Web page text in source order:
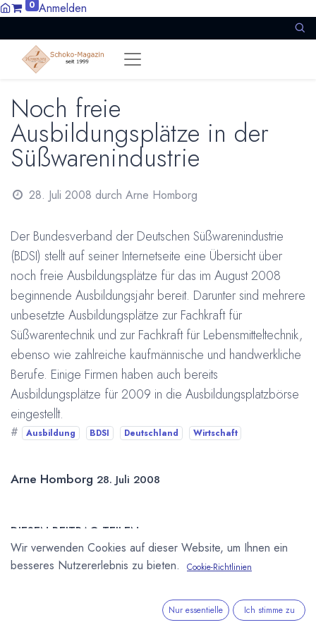
0 Anmelden
Noch freie
Ausbildungsplätze in der
Süßwarenindustrie
28. Juli 2008 durch Arne Homborg
Der Bundesverband der Deutschen Süßwarenindustrie
(BDSI) stellt auf seiner Internetseite eine Übersicht über
noch freie Ausbildungsplätze für das im August 2008
beginnende Ausbildungsjahr bereit. Darunter sind mehrere
unbesetzte Ausbildungsplätze zur Fachkraft für
Süßwarentechnik und zur Fachkraft für Lebensmitteltechnik,
ebenso wie zahlreiche kaufmännische und handwerkliche
Berufe. Einige Firmen haben auch bereits
Ausbildungsplätze für 2009 in die Ausbildungsplatzbörse
eingestellt.
# Ausbildung BDSI Deutschland Wirtschaft
Arne Homborg 28. Juli 2008
DIESEN BEITRAG TEILEN
Wir verwenden Cookies auf dieser Website, um Ihnen ein
besseres Nutzererlebnis zu bieten.
Cookie-Richtlinien
Nur essentielle Ich stimme zu